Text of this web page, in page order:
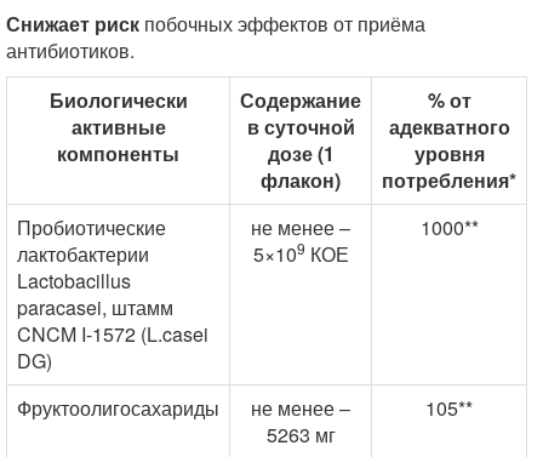
Снижает риск побочных эффектов от приёма
антибиотиков.
Биологически
активные
компоненты
Содержание
в суточной
дозе (1
флакон)
% от
адекватного
уровня
потребления*
Пробиотические
лактобактерии
Lactobacillus
paracasei, штамм
CNCM I-1572 (L.casei
DG)
не менее –
5×109 КОЕ
1000**
Фруктоолигосахариды
не менее –
5263 мг
105**